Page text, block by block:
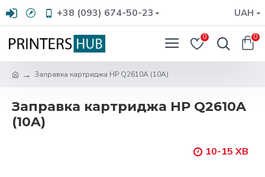
+38 (093) 674-50-23 UAH
0 0
Заправка картриджа HP Q2610A (10A)
Заправка картриджа HP Q2610A
(10A)
10-15 ХВ